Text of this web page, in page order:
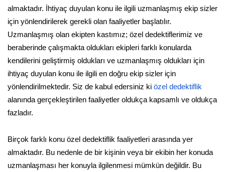
almaktadır. İhtiyaç duyulan konu ile ilgili uzmanlaşmış ekip sizler
için yönlendirilerek gerekli olan faaliyetler başlatılır.
Uzmanlaşmış olan ekipten kastımız; özel dedektiflerimiz ve
beraberinde çalışmakta oldukları ekipleri farklı konularda
kendilerini geliştirmiş oldukları ve uzmanlaşmış oldukları için
ihtiyaç duyulan konu ile ilgili en doğru ekip sizler için
yönlendirilmektedir. Siz de kabul edersiniz ki özel dedektiflik
alanında gerçekleştirilen faaliyetler oldukça kapsamlı ve oldukça
fazladır.
Birçok farklı konu özel dedektiflik faaliyetleri arasında yer
almaktadır. Bu nedenle de bir kişinin veya bir ekibin her konuda
uzmanlaşması her konuyla ilgilenmesi mümkün değildir. Bu